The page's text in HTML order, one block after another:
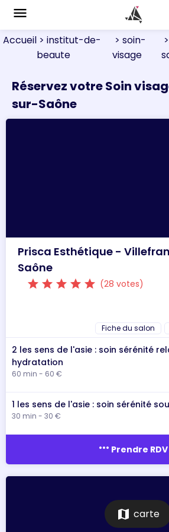
menu
Accueil > institut-de-
beaute
> soin-
visage
Réservez votre Soin
sur-Saône
Prisca Esthétique -
Saône
star star star star star (28 votes)
Fiche du salon
2 les sens de l'asie : soin sérénité
hydratation
60 min - 60 €
1 les sens de l'asie : soin sérénité
30 min - 30 €
more_horiz Prendre RDV
map carte